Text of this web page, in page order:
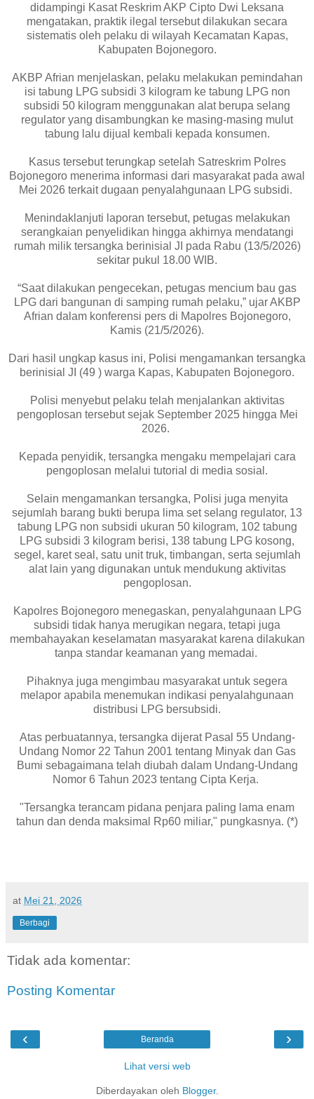
didampingi Kasat Reskrim AKP Cipto Dwi Leksana
mengatakan, praktik ilegal tersebut dilakukan secara
sistematis oleh pelaku di wilayah Kecamatan Kapas,
Kabupaten Bojonegoro.
AKBP Afrian menjelaskan, pelaku melakukan pemindahan
isi tabung LPG subsidi 3 kilogram ke tabung LPG non
subsidi 50 kilogram menggunakan alat berupa selang
regulator yang disambungkan ke masing-masing mulut
tabung lalu dijual kembali kepada konsumen.
Kasus tersebut terungkap setelah Satreskrim Polres
Bojonegoro menerima informasi dari masyarakat pada awal
Mei 2026 terkait dugaan penyalahgunaan LPG subsidi.
Menindaklanjuti laporan tersebut, petugas melakukan
serangkaian penyelidikan hingga akhirnya mendatangi
rumah milik tersangka berinisial JI pada Rabu (13/5/2026)
sekitar pukul 18.00 WIB.
“Saat dilakukan pengecekan, petugas mencium bau gas
LPG dari bangunan di samping rumah pelaku,” ujar AKBP
Afrian dalam konferensi pers di Mapolres Bojonegoro,
Kamis (21/5/2026).
Dari hasil ungkap kasus ini, Polisi mengamankan tersangka
berinisial JI (49 ) warga Kapas, Kabupaten Bojonegoro.
Polisi menyebut pelaku telah menjalankan aktivitas
pengoplosan tersebut sejak September 2025 hingga Mei
2026.
Kepada penyidik, tersangka mengaku mempelajari cara
pengoplosan melalui tutorial di media sosial.
Selain mengamankan tersangka, Polisi juga menyita
sejumlah barang bukti berupa lima set selang regulator, 13
tabung LPG non subsidi ukuran 50 kilogram, 102 tabung
LPG subsidi 3 kilogram berisi, 138 tabung LPG kosong,
segel, karet seal, satu unit truk, timbangan, serta sejumlah
alat lain yang digunakan untuk mendukung aktivitas
pengoplosan.
Kapolres Bojonegoro menegaskan, penyalahgunaan LPG
subsidi tidak hanya merugikan negara, tetapi juga
membahayakan keselamatan masyarakat karena dilakukan
tanpa standar keamanan yang memadai.
Pihaknya juga mengimbau masyarakat untuk segera
melapor apabila menemukan indikasi penyalahgunaan
distribusi LPG bersubsidi.
Atas perbuatannya, tersangka dijerat Pasal 55 Undang-
Undang Nomor 22 Tahun 2001 tentang Minyak dan Gas
Bumi sebagaimana telah diubah dalam Undang-Undang
Nomor 6 Tahun 2023 tentang Cipta Kerja.
"Tersangka terancam pidana penjara paling lama enam
tahun dan denda maksimal Rp60 miliar," pungkasnya. (*)
at Mei 21, 2026
Berbagi
Tidak ada komentar:
Posting Komentar
‹ ›
Beranda
Lihat versi web
Diberdayakan oleh Blogger.